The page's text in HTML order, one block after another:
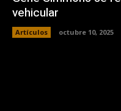
vehicular
Artículos octubre 10, 2025